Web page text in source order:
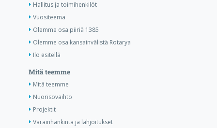
Hallitus ja toimihenkilöt
Vuositeema
Olemme osa piiriä 1385
Olemme osa kansainvälistä Rotarya
Ilo esitellä
Mitä teemme
Mitä teemme
Nuorisovaihto
Projektit
Varainhankinta ja lahjoitukset